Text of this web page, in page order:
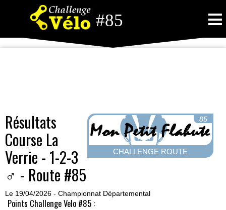
#85 ≡
85
CHALLENGE ROUTE
Résultats
Course La
Verrie - 1-2-3
♂ - Route #85
Le 19/04/2026 - Championnat Départemental
Points Challenge Velo #85 :